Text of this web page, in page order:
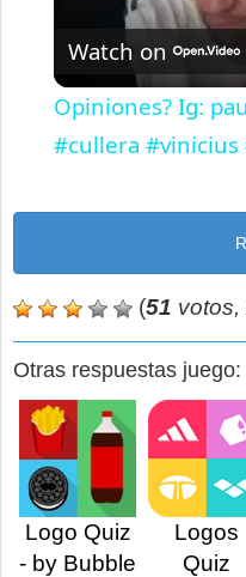
Watch on
Opiniones? Ig:
#cullera
(51 votos,
Otras respuestas juego:
Logo Quiz
- by Bubble
Logos
Quiz